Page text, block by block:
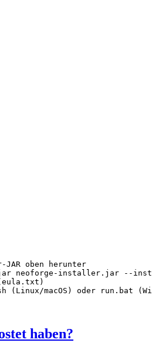
oben herunter
neoforge-installer.jar --
macOS) oder run.bat
haben?